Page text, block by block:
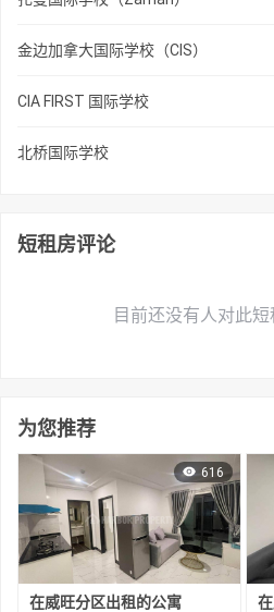
金边加拿大国际学校（CIS）
CIA FIRST 国际学校
北桥国际学校
短租房评论
目前还没有人对此
为您推荐
616
在威旺分区出租的公寓